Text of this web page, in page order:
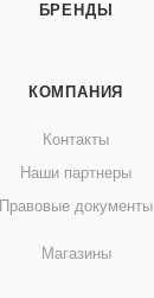
БРЕНДЫ
КОМПАНИЯ
Контакты
Наши партнеры
Правовые документы
Магазины